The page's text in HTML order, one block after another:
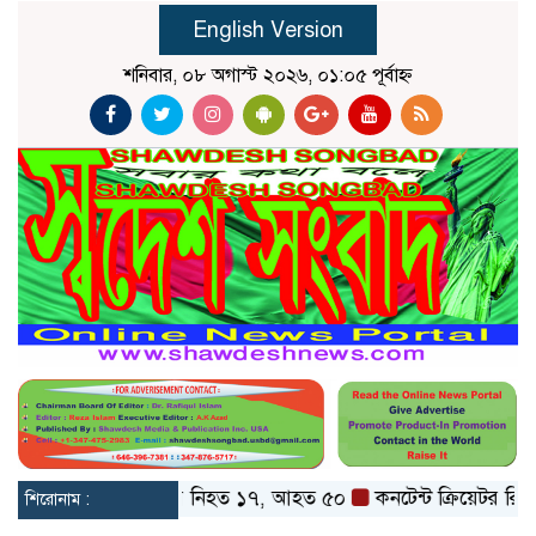
English Version
শনিবার, ০৮ অগাস্ট ২০২৬, ০১:০৫ পূর্বাহ্ন
শিরোনাম :
বাস দুর্ঘটনায় নিহত ১৭, আহত ৫০ কনটেন্ট ক্রিয়েটর রিপন মিয়া